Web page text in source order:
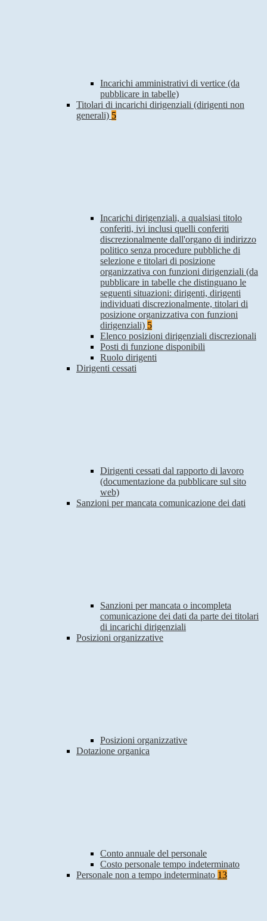
Incarichi amministrativi di vertice (da
pubblicare in tabelle)
Titolari di incarichi dirigenziali (dirigenti non
generali) 5
Incarichi dirigenziali, a qualsiasi titolo
conferiti, ivi inclusi quelli conferiti
discrezionalmente dall'organo di indirizzo
politico senza procedure pubbliche di
selezione e titolari di posizione
organizzativa con funzioni dirigenziali (da
pubblicare in tabelle che distinguano le
seguenti situazioni: dirigenti, dirigenti
individuati discrezionalmente, titolari di
posizione organizzativa con funzioni
dirigenziali) 5
Elenco posizioni dirigenziali discrezionali
Posti di funzione disponibili
Ruolo dirigenti
Dirigenti cessati
Dirigenti cessati dal rapporto di lavoro
(documentazione da pubblicare sul sito
web)
Sanzioni per mancata comunicazione dei dati
Sanzioni per mancata o incompleta
comunicazione dei dati da parte dei titolari
di incarichi dirigenziali
Posizioni organizzative
Posizioni organizzative
Dotazione organica
Conto annuale del personale
Costo personale tempo indeterminato
Personale non a tempo indeterminato 13